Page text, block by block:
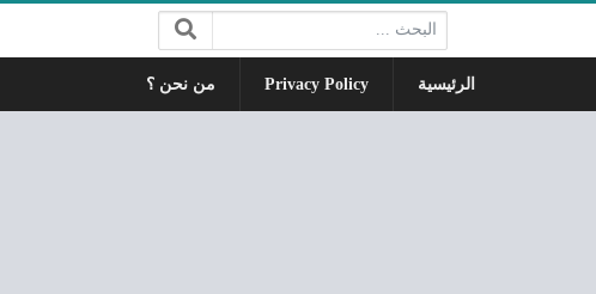
البحث:
الرئيسية Privacy Policy من نحن ؟